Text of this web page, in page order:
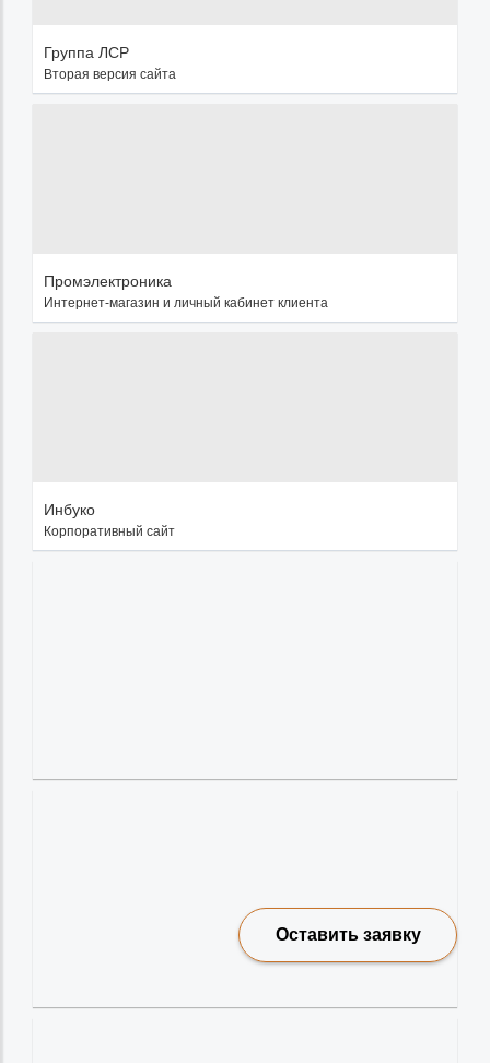
Группа ЛСР
Вторая версия сайта
Промэлектроника
Интернет-магазин и личный кабинет клиента
Инбуко
Корпоративный сайт
Оставить заявку